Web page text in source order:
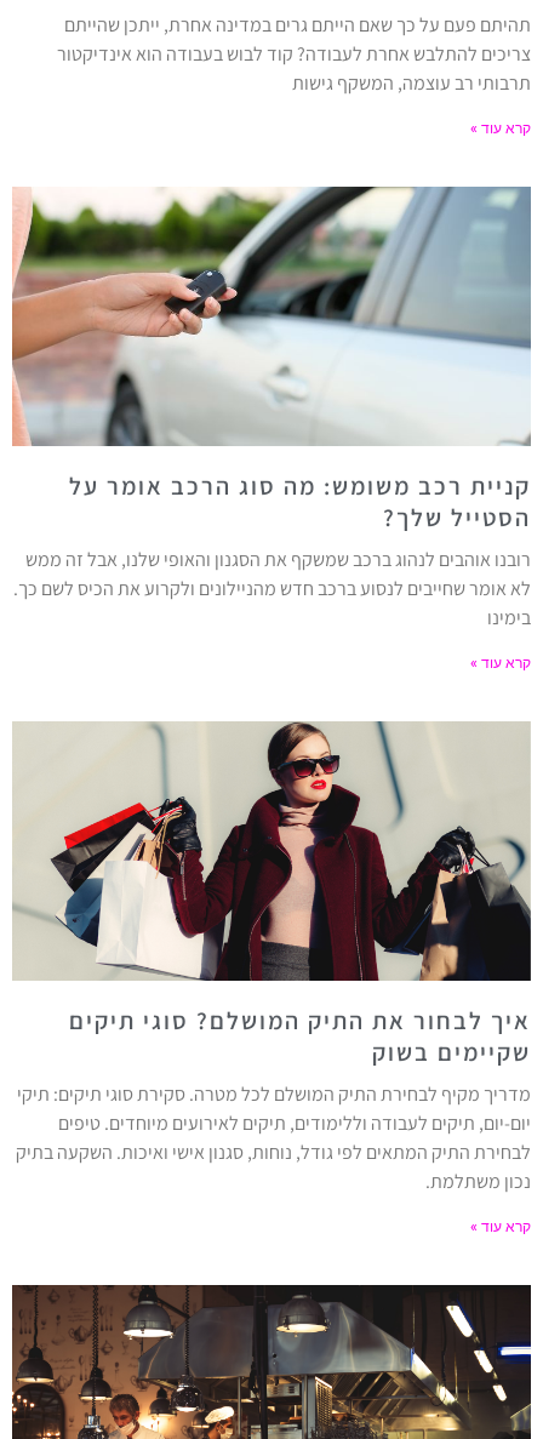
תהיתם פעם על כך שאם הייתם גרים במדינה אחרת, ייתכן שהייתם
צריכים להתלבש אחרת לעבודה? קוד לבוש בעבודה הוא אינדיקטור
תרבותי רב עוצמה, המשקף גישות
קרא עוד »
קניית רכב משומש: מה סוג הרכב אומר על
הסטייל שלך?
רובנו אוהבים לנהוג ברכב שמשקף את הסגנון והאופי שלנו, אבל זה ממש
לא אומר שחייבים לנסוע ברכב חדש מהניילונים ולקרוע את הכיס לשם כך.
בימינו
קרא עוד »
איך לבחור את התיק המושלם? סוגי תיקים
שקיימים בשוק
מדריך מקיף לבחירת התיק המושלם לכל מטרה. סקירת סוגי תיקים: תיקי
יום-יום, תיקים לעבודה וללימודים, תיקים לאירועים מיוחדים. טיפים
לבחירת התיק המתאים לפי גודל, נוחות, סגנון אישי ואיכות. השקעה בתיק
נכון משתלמת.
קרא עוד »